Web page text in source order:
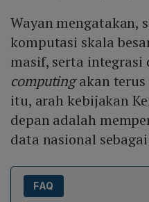
Wayan mengatakan,
komputasi skala
masif, serta integrasi
computingakan terus
itu, arah kebijakan
depan adalah
data nasional
FAQ